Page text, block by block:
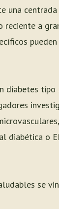
una
reciente a
diabetes tipo
diabética o
se